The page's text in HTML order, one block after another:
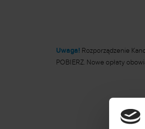
Uwaga! Rozporządzenie
POBIERZ. Nowe opłaty